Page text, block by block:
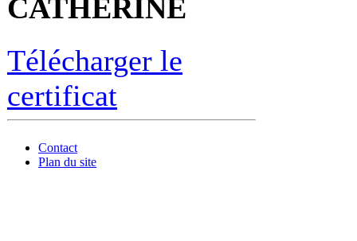
CATHERINE
Télécharger le
certificat
Contact
Plan du site